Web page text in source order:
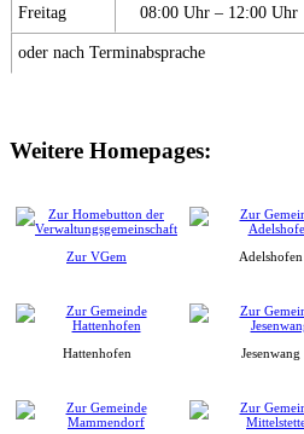
Freitag 08:00 Uhr – 12:00 Uhr
oder nach Terminabsprache
Weitere Homepages:
Zur VGem Adelshofen
Hattenhofen Jesenwang